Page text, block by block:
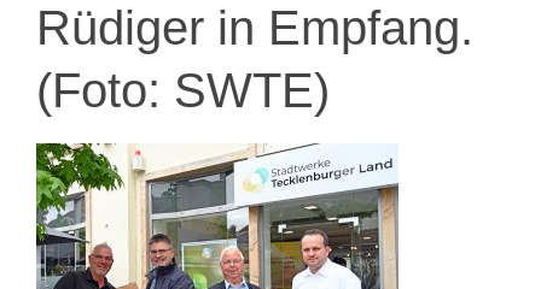
Rüdiger in Empfang.
(Foto: SWTE)